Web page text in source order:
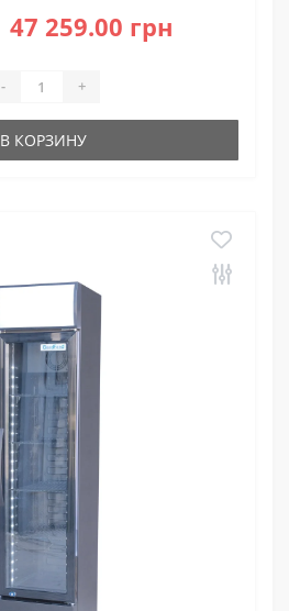
47 259.00 грн
- +
В КОРЗИНУ